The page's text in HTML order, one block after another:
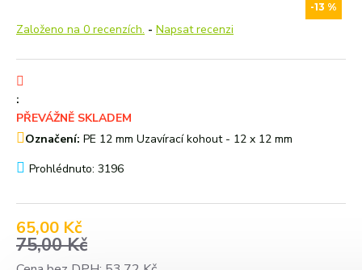
-13 %
Založeno na 0 recenzích. - Napsat recenzi
65,00 Kč
75,00 Kč
:
PŘEVÁŽNĚ SKLADEM
Označení: PE 12 mm Uzavírací kohout - 12 x 12 mm
Prohlédnuto: 3196